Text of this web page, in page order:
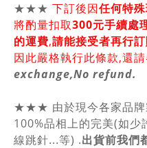
★★★ 下訂後因任何特
將酌量扣取300元手續處
的運費,請能接受者再行
因此嚴格執行此條款,還
exchange,No refund.
★★★ 由於現今各家品牌
100%品相上的完美(如少
線跳針...等) .出貨前我們